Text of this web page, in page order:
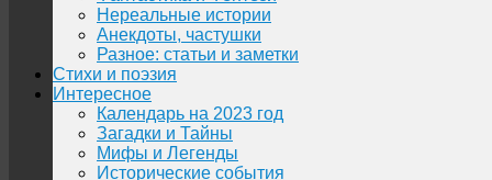
Нереальные истории
Анекдоты, частушки
Разное: статьи и заметки
Стихи и поэзия
Интересное
Календарь на 2023 год
Загадки и Тайны
Мифы и Легенды
Исторические события